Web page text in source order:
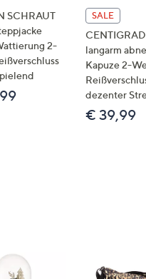
SCHRAUT
2-
SALE
langarm
Kapuze 2-
dezenter
€ 39,99